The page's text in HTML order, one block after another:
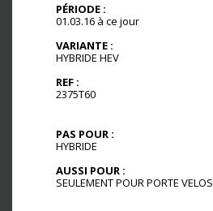
PÉRIODE :
01.03.16 à ce jour
VARIANTE :
HYBRIDE HEV
REF :
2375T60
PAS POUR :
HYBRIDE
AUSSI POUR :
SEULEMENT POUR PORTE VELOS